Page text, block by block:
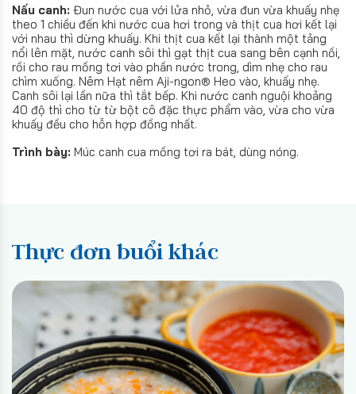
Nấu canh: Đun nước cua với lửa nhỏ, vừa đun vừa khuấy nhẹ
theo 1 chiều đến khi nước cua hơi trong và thịt cua hơi kết lại
với nhau thì dừng khuấy. Khi thịt cua kết lại thành một tảng
nổi lên mặt, nước canh sôi thì gạt thịt cua sang bên cạnh nồi,
rồi cho rau mồng tơi vào phần nước trong, dìm nhẹ cho rau
chìm xuống. Nêm Hạt nêm Aji-ngon® Heo vào, khuấy nhẹ.
Canh sôi lại lần nữa thì tắt bếp. Khi nước canh nguội khoảng
40 độ thì cho từ từ bột cô đặc thực phẩm vào, vừa cho vừa
khuấy đều cho hỗn hợp đồng nhất.
Trình bày: Múc canh cua mồng tơi ra bát, dùng nóng.
Thực đơn buổi khác